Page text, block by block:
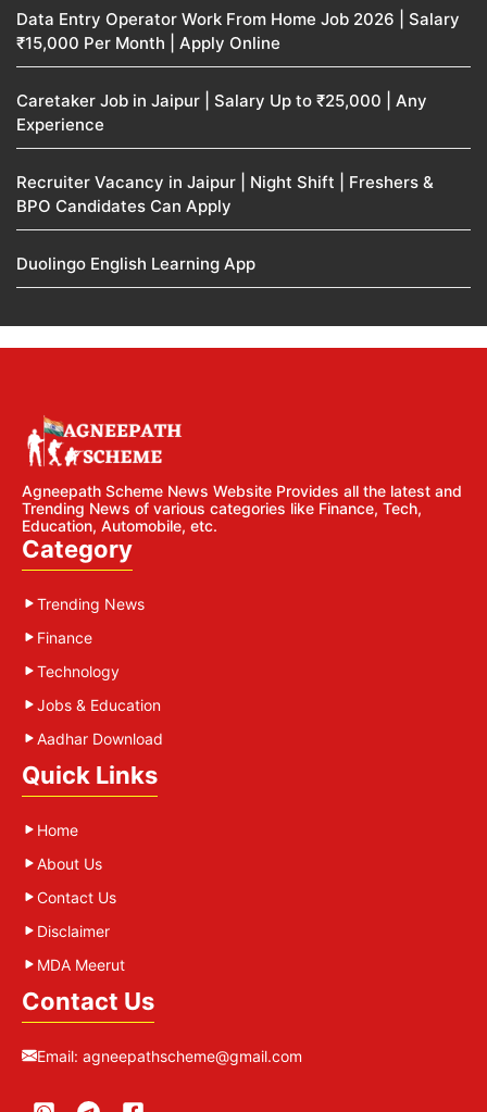
Data Entry Operator Work From Home Job 2026 | Salary
₹15,000 Per Month | Apply Online
Caretaker Job in Jaipur | Salary Up to ₹25,000 | Any
Experience
Recruiter Vacancy in Jaipur | Night Shift | Freshers &
BPO Candidates Can Apply
Duolingo English Learning App
Agneepath Scheme News Website Provides all the latest and
Trending News of various categories like Finance, Tech,
Education, Automobile, etc.
Category
Trending News
Finance
Technology
Jobs & Education
Aadhar Download
Quick Links
Home
About Us
Contact Us
Disclaimer
MDA Meerut
Contact Us
Email: agneepathscheme@gmail.com